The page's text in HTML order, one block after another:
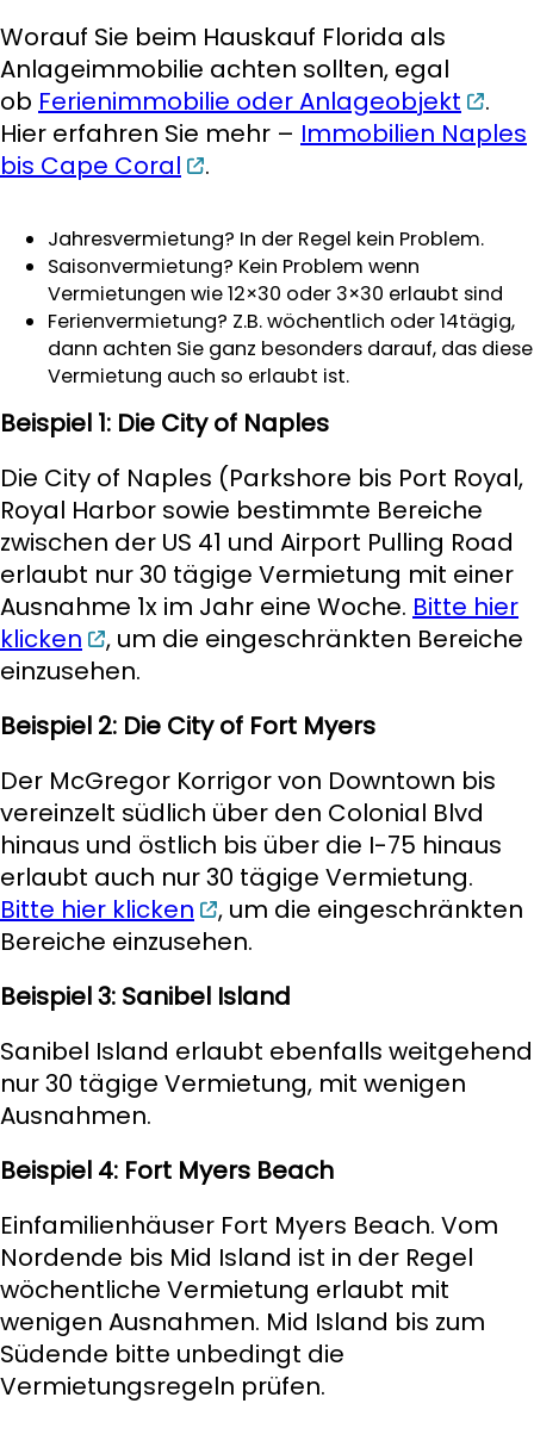
Worauf Sie beim Hauskauf Florida als
Anlageimmobilie achten sollten, egal
ob Ferienimmobilie oder Anlageobjekt
.
Hier erfahren Sie mehr – Immobilien Naples
bis Cape Coral
.
Jahresvermietung? In der Regel kein Problem.
Saisonvermietung? Kein Problem wenn
Vermietungen wie 12×30 oder 3×30 erlaubt sind
Ferienvermietung? Z.B. wöchentlich oder 14tägig,
dann achten Sie ganz besonders darauf, das diese
Vermietung auch so erlaubt ist.
Beispiel 1: Die City of Naples
Die City of Naples (Parkshore bis Port Royal,
Royal Harbor sowie bestimmte Bereiche
zwischen der US 41 und Airport Pulling Road
erlaubt nur 30 tägige Vermietung mit einer
Ausnahme 1x im Jahr eine Woche. Bitte hier
klicken
, um die eingeschränkten Bereiche
einzusehen.
Beispiel 2: Die City of Fort Myers
Der McGregor Korrigor von Downtown bis
vereinzelt südlich über den Colonial Blvd
hinaus und östlich bis über die I-75 hinaus
erlaubt auch nur 30 tägige Vermietung.
Bitte hier klicken
, um die eingeschränkten
Bereiche einzusehen.
Beispiel 3: Sanibel Island
Sanibel Island erlaubt ebenfalls weitgehend
nur 30 tägige Vermietung, mit wenigen
Ausnahmen.
Beispiel 4: Fort Myers Beach
Einfamilienhäuser Fort Myers Beach. Vom
Nordende bis Mid Island ist in der Regel
wöchentliche Vermietung erlaubt mit
wenigen Ausnahmen. Mid Island bis zum
Südende bitte unbedingt die
Vermietungsregeln prüfen.